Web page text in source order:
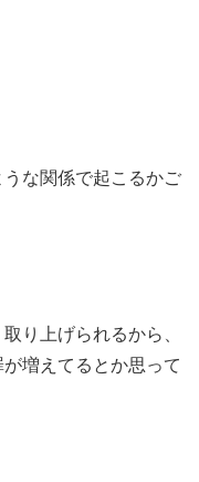
な関係で起こるかご
り上げられるから、
増えてるとか思って